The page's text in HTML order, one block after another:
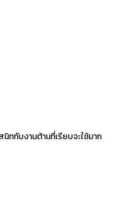
กับงานต้านที่เรียบจะใช้มาก